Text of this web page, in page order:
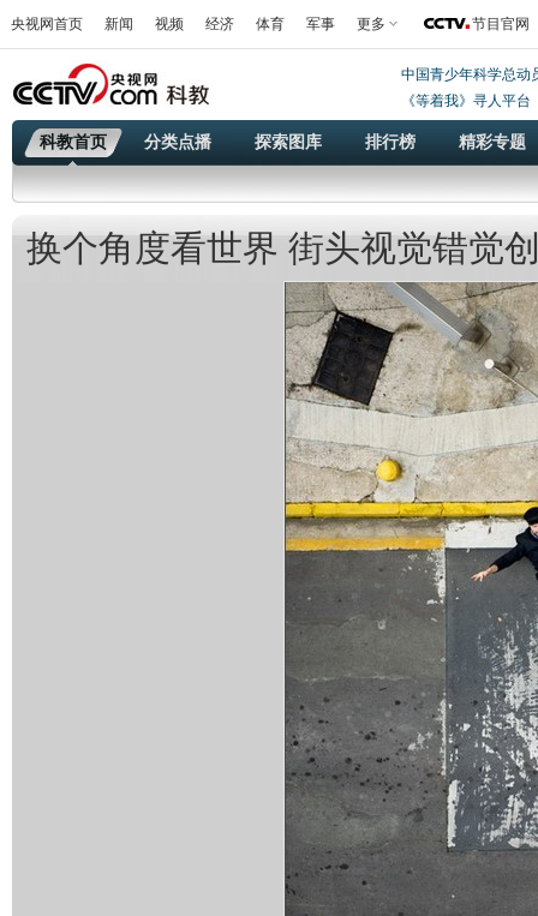
央视网首页 新闻 视频 经济 体育 军事 更多 节目官网
中国青少年科学总动
《等着我》寻人平台
科教首页 分类点播 探索图库 排行榜 精彩专题
换个角度看世界 街头视觉错觉